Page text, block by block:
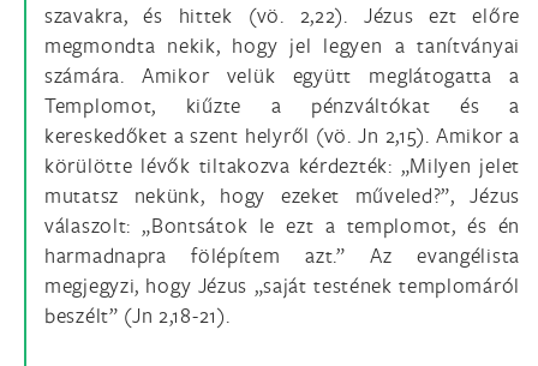
szavakra, és hittek (vö. 2,22). Jézus ezt előre
megmondta nekik, hogy jel legyen a tanítványai
számára. Amikor velük együtt meglátogatta a
Templomot, kiűzte a pénzváltókat és a
kereskedőket a szent helyről (vö. Jn 2,15). Amikor a
körülötte lévők tiltakozva kérdezték: „Milyen jelet
mutatsz nekünk, hogy ezeket műveled?”, Jézus
válaszolt: „Bontsátok le ezt a templomot, és én
harmadnapra fölépítem azt.” Az evangélista
megjegyzi, hogy Jézus „saját testének templomáról
beszélt” (Jn 2,18-21).